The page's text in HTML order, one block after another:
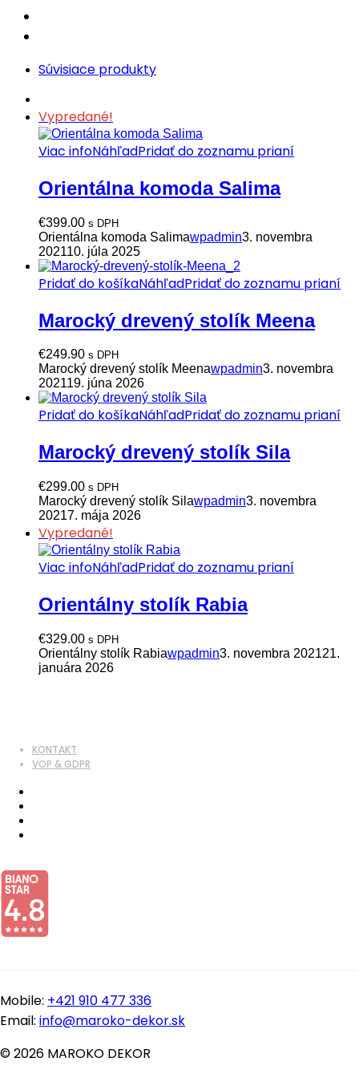
Súvisiace produkty
Vypredané!
Viac infoNáhľadPridať do zoznamu prianí
Orientálna komoda Salima
€399.00 s DPH
Orientálna komoda Salimawpadmin3. novembra
202110. júla 2025
Pridať do košíkaNáhľadPridať do zoznamu prianí
Marocký drevený stolík Meena
€249.90 s DPH
Marocký drevený stolík Meenawpadmin3. novembra
202119. júna 2026
Pridať do košíkaNáhľadPridať do zoznamu prianí
Marocký drevený stolík Sila
€299.00 s DPH
Marocký drevený stolík Silawpadmin3. novembra
20217. mája 2026
Vypredané!
Viac infoNáhľadPridať do zoznamu prianí
Orientálny stolík Rabia
€329.00 s DPH
Orientálny stolík Rabiawpadmin3. novembra 202121.
januára 2026
KONTAKT
VOP & GDPR
Mobile: +421 910 477 336
Email: info@maroko-dekor.sk
© 2026 MAROKO DEKOR